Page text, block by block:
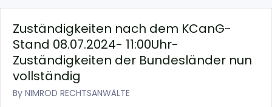
Zuständigkeiten nach dem KCanG-
Stand 08.07.2024- 11:00Uhr-
Zuständigkeiten der Bundesländer nun
vollständig
By NIMROD RECHTSANWÄLTE